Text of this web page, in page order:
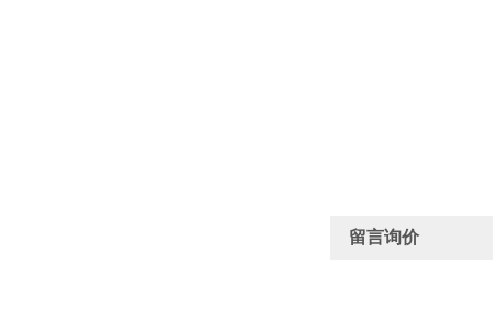
留言询价